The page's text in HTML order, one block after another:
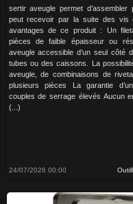
sertir aveugle permet d’assembler
peut recevoir par la suite des vis
avantages de ce produit : Un
pièces de faible épaisseur ou
aveugle accessible d’un seul côté
tubes ou des caissons. La
aveugle, de combinaisons de
plusieurs pièces La garantie
couples de serrage élevés Aucun
(...)
24/07/2026 00:00